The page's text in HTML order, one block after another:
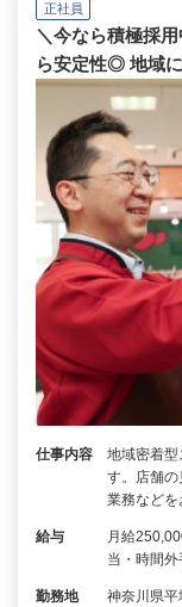
正社員
＼今なら積極採
ら安定性◎ 地域
仕事内容
地域密着
す。店舗
業務など
給与
月給
当・時間外
勤務地
神奈川県平